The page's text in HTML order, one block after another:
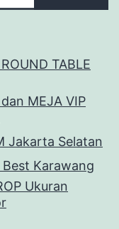
TABLE
MEJA VIP
Jakarta Selatan
Best Karawang
Ukuran